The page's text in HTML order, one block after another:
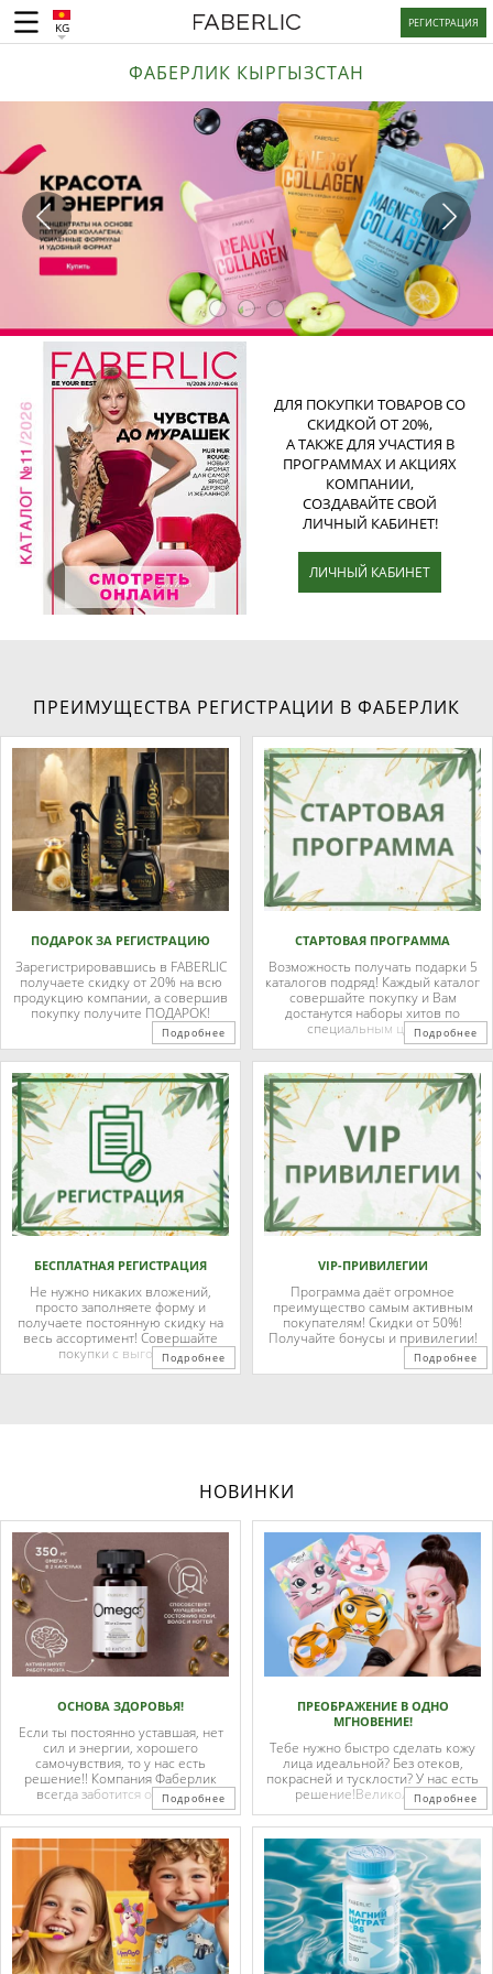
KG РЕГИСТРАЦИЯ
ФАБЕРЛИК КЫРГЫЗСТАН
ДЛЯ ПОКУПКИ ТОВАРОВ СО
СКИДКОЙ ОТ 20%,
А ТАКЖЕ ДЛЯ УЧАСТИЯ В
ПРОГРАММАХ И АКЦИЯХ
КОМПАНИИ,
СОЗДАВАЙТЕ СВОЙ
ЛИЧНЫЙ КАБИНЕТ!
ЛИЧНЫЙ КАБИНЕТ
ПРЕИМУЩЕСТВА РЕГИСТРАЦИИ В ФАБЕРЛИК
ПОДАРОК ЗА РЕГИСТРАЦИЮ
Зарегистрировавшись в FABERLIC
получаете скидку от 20% на всю
продукцию компании, а совершив
покупку получите ПОДАРОК!
Подробнее
СТАРТОВАЯ ПРОГРАММА
Возможность получать подарки 5
каталогов подряд! Каждый каталог
совершайте покупку и Вам
достанутся наборы хитов по
специальным ценам.Подробнее
БЕСПЛАТНАЯ РЕГИСТРАЦИЯ
Не нужно никаких вложений,
просто заполняете форму и
получаете постоянную скидку на
весь ассортимент! Совершайте
покупки с выгодой!Подробнее
VIP-ПРИВИЛЕГИИ
Программа даёт огромное
преимущество самым активным
покупателям! Скидки от 50%!
Получайте бонусы и привилегии!
Подробнее
НОВИНКИ
ОСНОВА ЗДОРОВЬЯ!
Если ты постоянно уставшая, нет
сил и энергии, хорошего
самочувствия, то у нас есть
решение!! Компания Фаберлик
всегда заботится о людях и
предоставляет им продукцию
самого высокого качества, чтобы
каждый клиент был
доволен.Вашему вниманию
представляю биологическую ...
Подробнее
ПРЕОБРАЖЕНИЕ В ОДНО
МГНОВЕНИЕ!
Тебе нужно быстро сделать кожу
лица идеальной? Без отеков,
покрасней и тусклости? У нас есть
решение!Великолепные
тканевые маски для лица от
корейской линейки iseul уже ждут
тебя в нашем интернет-магазине.
Эти маски лучшее, что случиться с
твоим лицом. Ты не узнаешь себя
уже ...
Подробнее